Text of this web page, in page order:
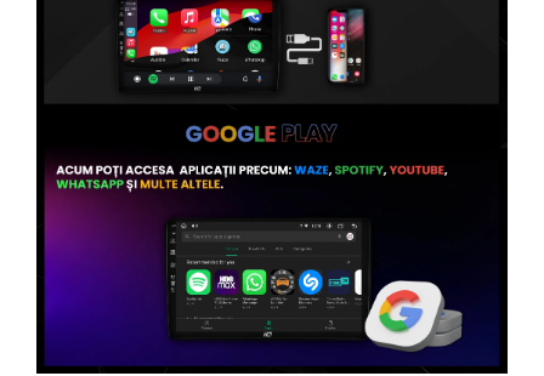
Conectică Land Rover
Conectică Ssangyong